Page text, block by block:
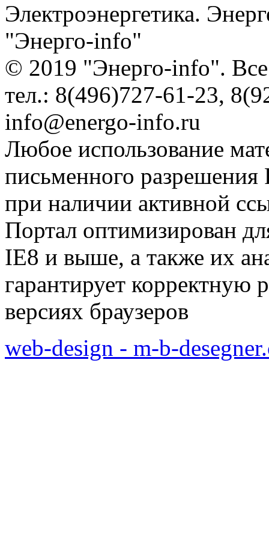
Электроэнергетика.
"Энерго-info"
© 2019 "Энерго-info".
тел.: 8(496)727-61-23,
info@energo-info.ru
Любое использование
письменного разрешения
при наличии активной
Портал оптимизирован
IE8 и выше, а также их
гарантирует корректную
версиях браузеров
web-design - m-b-